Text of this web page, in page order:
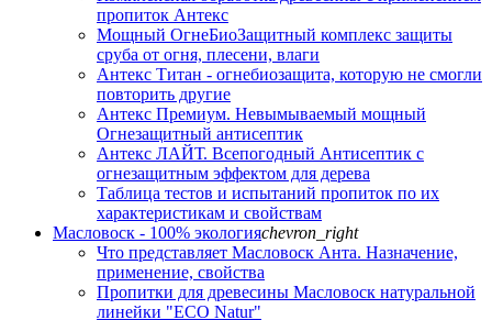
пропиток Антекс
Мощный ОгнеБиоЗащитный комплекс защиты
сруба от огня, плесени, влаги
Антекс Титан - огнебиозащита, которую не смогли
повторить другие
Антекс Премиум. Невымываемый мощный
Огнезащитный антисептик
Антекс ЛАЙТ. Всепогодный Антисептик с
огнезащитным эффектом для дерева
Таблица тестов и испытаний пропиток по их
характеристикам и свойствам
Масловоск - 100% экологияchevron_right
Что представляет Масловоск Анта. Назначение,
применение, свойства
Пропитки для древесины Масловоск натуральной
линейки "ECO Natur"